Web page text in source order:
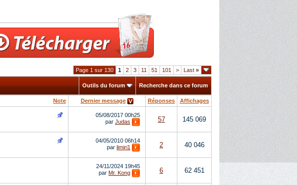
Page 1 sur 130 1 2 3 11 51 101 > Last »
Outils du forum Recherche dans ce forum
Note Dernier message Réponses Affichages
05/08/2017 00h25
par Judas 57 145 069
04/05/2010 06h14
par limiri1 2 40 046
24/11/2024 19h45
par Mr. Kong 6 62 451